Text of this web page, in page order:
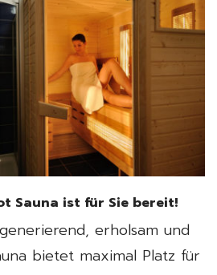
Sauna ist für Sie bereit!
erholsam und
bietet maximal Platz für